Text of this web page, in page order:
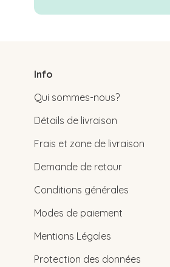
Info
Qui sommes-nous?
Détails de livraison
Frais et zone de livraison
Demande de retour
Conditions générales
Modes de paiement
Mentions Légales
Protection des données